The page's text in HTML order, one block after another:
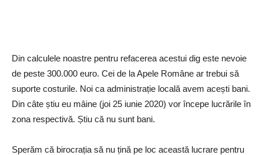
Din calculele noastre pentru refacerea acestui dig este nevoie
de peste 300.000 euro. Cei de la Apele Române ar trebui să
suporte costurile. Noi ca administrație locală avem acești bani.
Din câte știu eu mâine (joi 25 iunie 2020) vor începe lucrările în
zona respectivă. Știu că nu sunt bani.
Sperăm că birocrația să nu țină pe loc această lucrare pentru